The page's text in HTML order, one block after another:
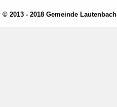
© 2013 - 2018 Gemeinde Lautenbach